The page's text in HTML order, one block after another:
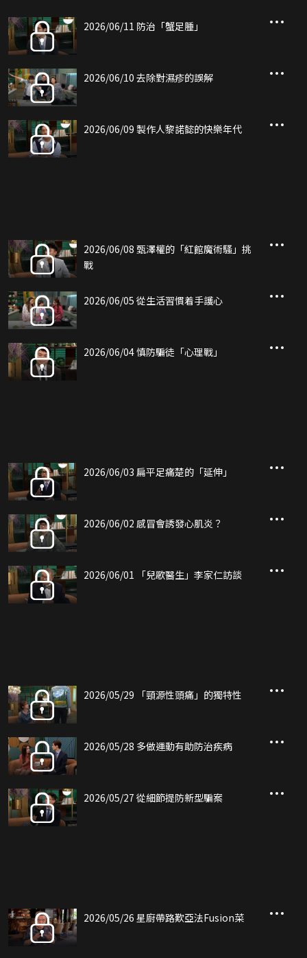
2026/06/11 防治「蟹足腫」
2026/06/10 去除對濕疹的誤解
2026/06/09 製作人黎諾懿的快樂年代
2026/06/08 甄澤權的「紅館魔術騷」挑
戰
2026/06/05 從生活習慣着手護心
2026/06/04 慎防騙徒「心理戰」
2026/06/03 扁平足痛楚的「延伸」
2026/06/02 感冒會誘發心肌炎？
2026/06/01 「兒歌醫生」李家仁訪談
2026/05/29 「頸源性頭痛」的獨特性
2026/05/28 多做運動有助防治疾病
2026/05/27 從細節提防新型騙案
2026/05/26 星廚帶路歎亞法Fusion菜